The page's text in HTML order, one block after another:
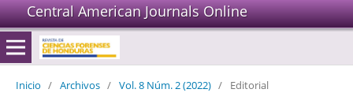
Central American Journals Online
Inicio / Archivos / Vol. 8 Núm. 2 (2022) / Editorial